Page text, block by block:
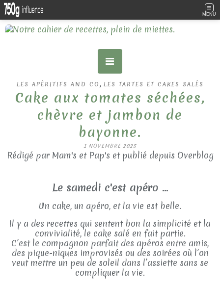
MENU
LES APÉRITIFS AND CO , LES TARTES ET CAKES SALÉS
Cake aux tomates séchées,
chèvre et jambon de
bayonne.
1 NOVEMBRE 2025
Rédigé par Mam's et Pap's et publié depuis Overblog
Le samedi c'est apéro ...
Un cake, un apéro, et la vie est belle.
Il y a des recettes qui sentent bon la simplicité et la
convivialité, le cake salé en fait partie.
C’est le compagnon parfait des apéros entre amis,
des pique-niques improvisés ou des soirées où l’on
veut mettre un peu de soleil dans l’assiette sans se
compliquer la vie.